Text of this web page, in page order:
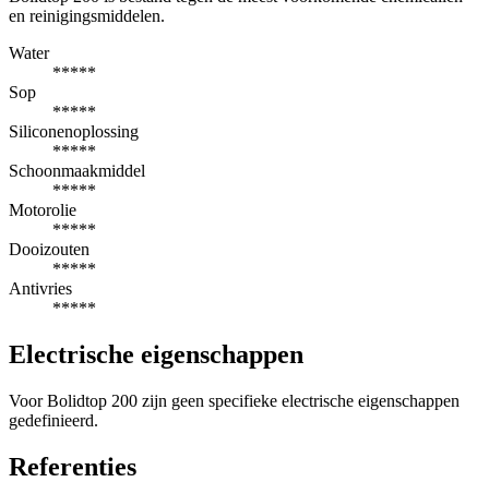
en reinigingsmiddelen.
Water
*****
Sop
*****
Siliconenoplossing
*****
Schoonmaakmiddel
*****
Motorolie
*****
Dooizouten
*****
Antivries
*****
Electrische eigenschappen
Voor Bolidtop 200 zijn geen specifieke electrische eigenschappen
gedefinieerd.
Referenties